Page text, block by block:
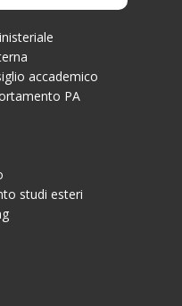
accademico
PA
studi esteri